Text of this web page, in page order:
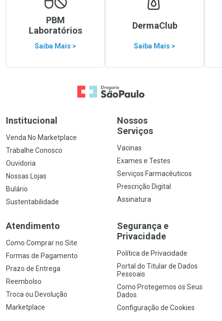
PBM
Laboratórios
Saiba Mais >
DermaClub
Saiba Mais >
Ir para a Home
Institucional
Venda No Marketplace
Trabalhe Conosco
Ouvidoria
Nossas Lojas
Bulário
Sustentabilidade
Nossos
Serviços
Vacinas
Exames e Testes
Serviços Farmacêuticos
Prescrição Digital
Assinatura
Atendimento
Como Comprar no Site
Formas de Pagamento
Prazo de Entrega
Reembolso
Troca ou Devolução
Marketplace
Segurança e
Privacidade
Política de Privacidade
Portal do Titular de Dados
Pessoais
Como Protegemos os Seus
Dados
Configuração de Cookies